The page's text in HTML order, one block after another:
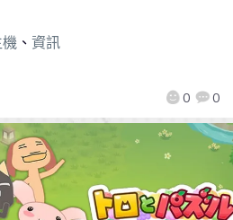
0 0
、 資訊